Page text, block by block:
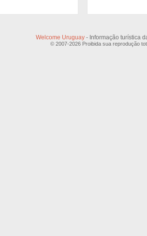
Welcome Uruguay- Informação turística
© 2007-2026 Proibida sua reprodução